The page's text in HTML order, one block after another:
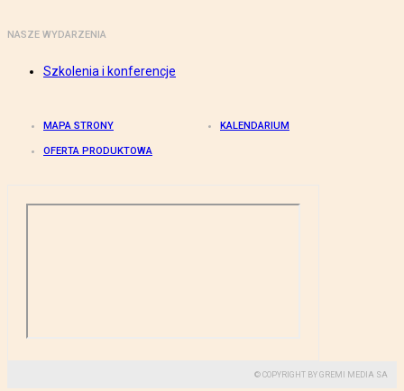
NASZE WYDARZENIA
Szkolenia i konferencje
MAPA STRONY KALENDARIUM
OFERTA PRODUKTOWA
© COPYRIGHT BY GREMI MEDIA SA